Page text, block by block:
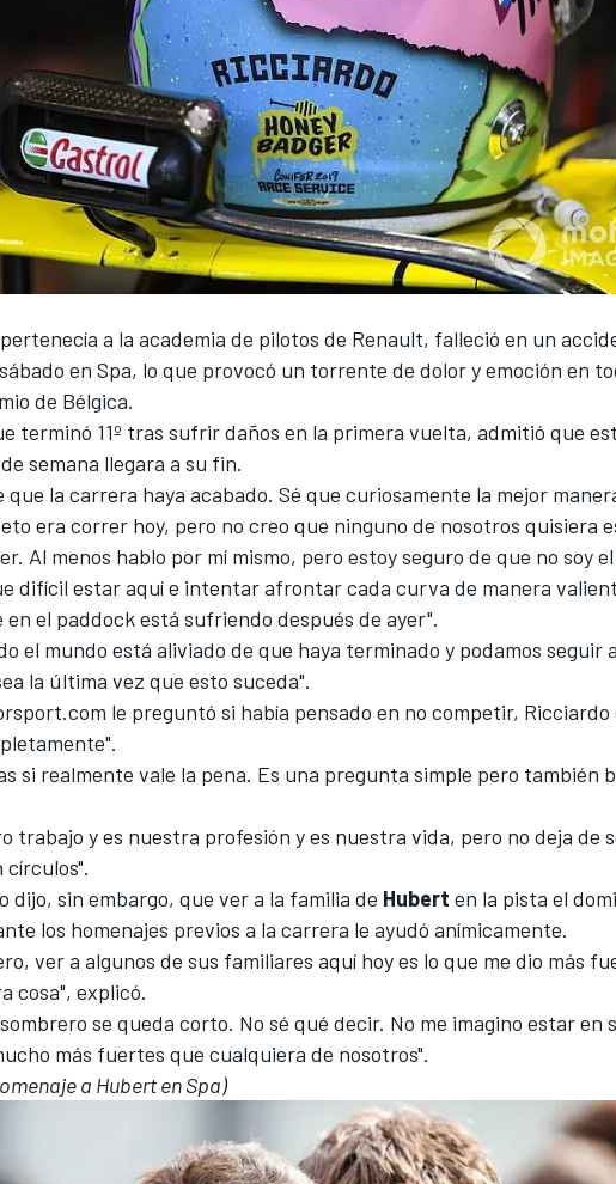
a la academia de pilotos de Renault, falleció en un
en Spa, lo que provocó un torrente de dolor y emoción en
de Bélgica.
terminó 11º tras sufrir daños en la primera vuelta, admitió que
semana llegara a su fin.
que la carrera haya acabado. Sé que curiosamente la mejor
era correr hoy, pero no creo que ninguno de nosotros quisiera
Al menos hablo por mí mismo, pero estoy seguro de que no soy
difícil estar aquí e intentar afrontar cada curva de manera
en el paddock está sufriendo después de ayer".
el mundo está aliviado de que haya terminado y podamos seguir
la última vez que esto suceda".
le preguntó si había pensado en no competir, Ricciardo
si realmente vale la pena. Es una pregunta simple pero también
trabajo y es nuestra profesión y es nuestra vida, pero no deja de
círculos".
dijo, sin embargo, que ver a la familia de Hubert en la pista el
los homenajes previos a la carrera le ayudó anímicamente.
ver a algunos de sus familiares aquí hoy es lo que me dio más
cosa", explicó.
se queda corto. No sé qué decir. No me imagino estar en
más fuertes que cualquiera de nosotros".
a Hubert en Spa)